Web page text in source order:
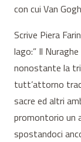
con cui Van
Scrive Piera
lago:” Il
nonostante la
tutt’attorno
sacre ed altri
promontorio un
spostandoci